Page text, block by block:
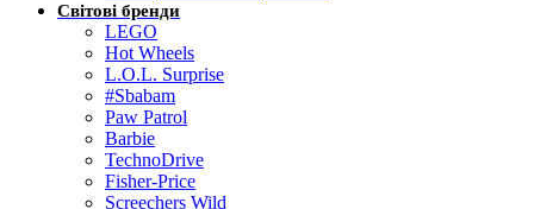
Світові бренди
LEGO
Hot Wheels
L.O.L. Surprise
#Sbabam
Paw Patrol
Barbie
TechnoDrive
Fisher-Price
Screechers Wild